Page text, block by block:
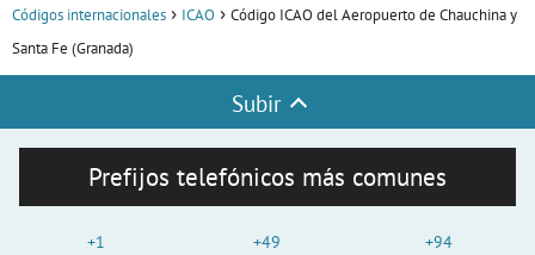
Códigos internacionales ICAO
Código ICAO del Aeropuerto de Chauchina y
Santa Fe (Granada)
Subir
Prefijos telefónicos más comunes
+1
+49
+94